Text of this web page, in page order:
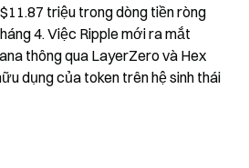
triệu trong dòng tiền ròng
4. Việc Ripple mới ra mắt
thông qua LayerZero và Hex
dụng của token trên hệ sinh thái